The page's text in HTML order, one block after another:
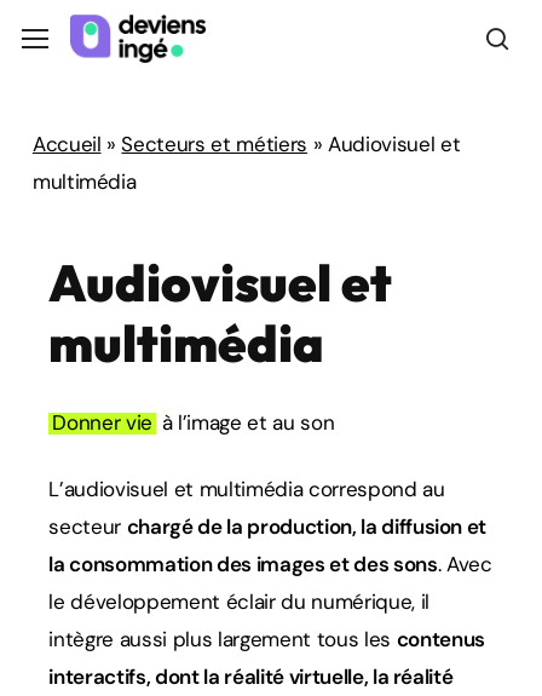
Menu
Accueil »Secteurs et métiers »Audiovisuel et
multimédia
Audiovisuelet
multimédia
Donner vie à l’image et au son
L’audiovisuel et multimédia correspond au
secteur chargé de la production, la diffusion et
la consommation des images et des sons. Avec
le développement éclair du numérique, il
intègre aussi plus largement tous les contenus
interactifs, dont la réalité virtuelle, la réalité
Menu